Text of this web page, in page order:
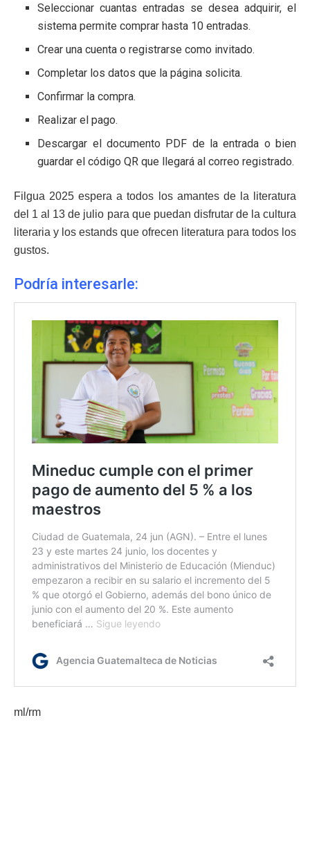
Seleccionar cuantas entradas se desea adquirir, el
sistema permite comprar hasta 10 entradas.
Crear una cuenta o registrarse como invitado.
Completar los datos que la página solicita.
Confirmar la compra.
Realizar el pago.
Descargar el documento PDF de la entrada o bien
guardar el código QR que llegará al correo registrado.
Filgua 2025 espera a todos los amantes de la literatura
del 1 al 13 de julio para que puedan disfrutar de la cultura
literaria y los estands que ofrecen literatura para todos los
gustos.
Podría interesarle:
ml/rm